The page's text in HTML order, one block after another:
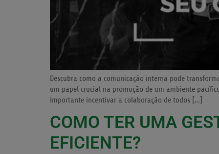
Descubra como a comunicação interna pode
um papel crucial na promoção de um ambiente
importante incentivar a colaboração de todos […]
COMO TER UMA
EFICIENTE?